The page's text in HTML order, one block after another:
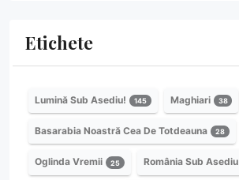
Etichete
Lumină Sub Asediu! 145 Maghiari 38
Basarabia Noastră Cea De Totdeauna 28
Oglinda Vremii 25 România Sub Asediu